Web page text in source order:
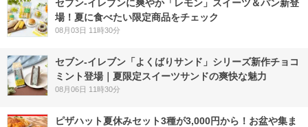
セブン‐イレブンに爽やか「レモン」スイーツ＆パン新登
場！夏に食べたい限定商品をチェック
08月03日 11時30分
セブン‐イレブン「よくばりサンド」シリーズ新作チョコ
ミント登場｜夏限定スイーツサンドの爽快な魅力
08月06日 11時30分
ピザハット夏休みセット3種が3,000円から！お盆や集ま